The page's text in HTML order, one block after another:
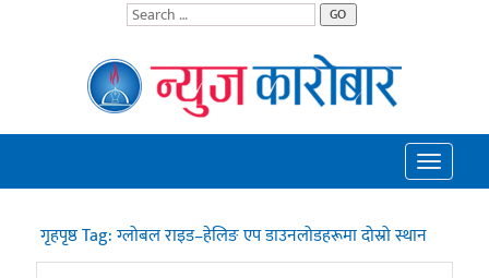
GO
Toggle
गृहपृष्ठTag:ग्लोबल राइड–हेलिङ एप डाउनलोडहरूमा दोस्रो स्थान